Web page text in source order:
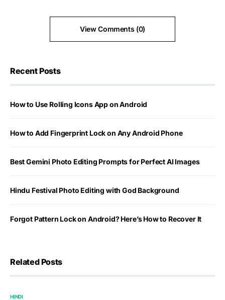
View Comments (0)
Recent Posts
How to Use Rolling Icons App on Android
How to Add Fingerprint Lock on Any Android Phone
Best Gemini Photo Editing Prompts for Perfect AI Images
Hindu Festival Photo Editing with God Background
Forgot Pattern Lock on Android? Here’s How to Recover It
Related Posts
HINDI